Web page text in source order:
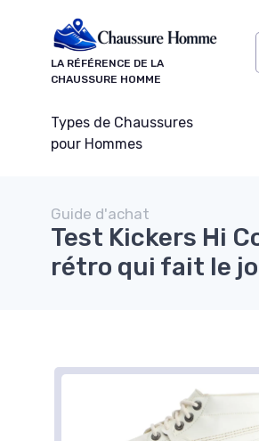
LA RÉFÉRENCE DE LA
CHAUSSURE HOMME
Types de Chaussures
pour Hommes
Guide d'achat
Test Kickers Hi
rétro qui fait le